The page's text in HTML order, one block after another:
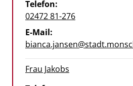
Telefon:
02472 81-276
E-Mail:
Frau Jakobs